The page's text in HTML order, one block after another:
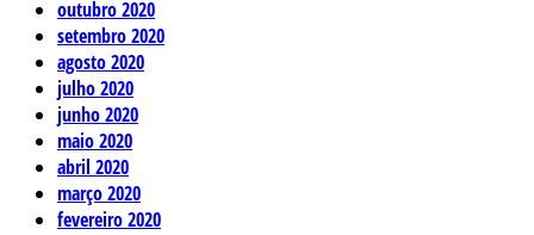
outubro 2020
setembro 2020
agosto 2020
julho 2020
junho 2020
maio 2020
abril 2020
março 2020
fevereiro 2020